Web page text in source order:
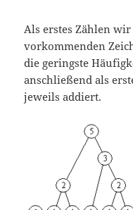
Als erstes Zählen
vorkommenden
die geringste
anschließend als
jeweils addiert.